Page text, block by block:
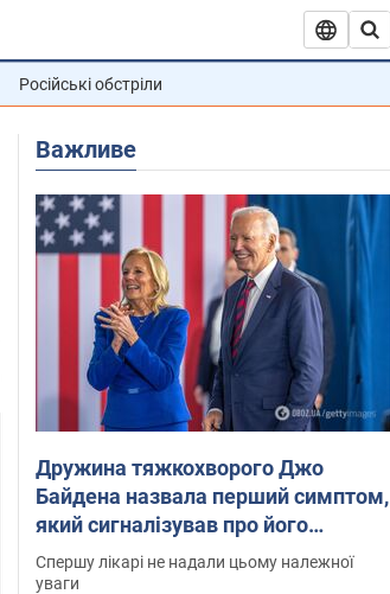
Російські обстріли
Важливе
Дружина тяжкохворого Джо
Байдена назвала перший симптом,
який сигналізував про його
"агресивний" рак
Спершу лікарі не надали цьому належної
уваги